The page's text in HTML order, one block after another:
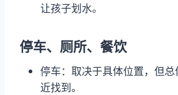
让孩子划水。
停车、厕所、餐饮
停车：取决于具体位置，但
近找到。